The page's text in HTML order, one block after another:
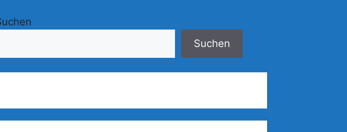
Suchen